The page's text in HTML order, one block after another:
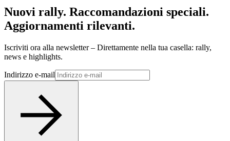
Nuovi rally. Raccomandazioni speciali.
Aggiornamenti rilevanti.
Iscriviti ora alla newsletter – Direttamente nella tua casella: rally,
news e highlights.
Indirizzo e-mail